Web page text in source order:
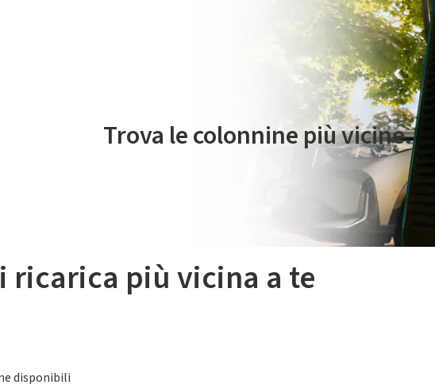
Il servizio di mobilità elettrica è gestito da Plenitude On The Road
Trova le colonnine più vicine.
ricarica più vicina a te
disponibili